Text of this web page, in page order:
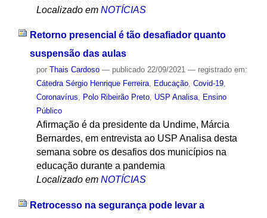
Localizado em NOTÍCIAS
Retorno presencial é tão desafiador quanto
suspensão das aulas
por Thais Cardoso — publicado22/09/2021 — registrado em:
Cátedra Sérgio Henrique Ferreira, Educação, Covid-19,
Coronavírus, Polo Ribeirão Preto, USP Analisa, Ensino
Público
Afirmação é da presidente da Undime, Márcia
Bernardes, em entrevista ao USP Analisa desta
semana sobre os desafios dos municípios na
educação durante a pandemia
Localizado em NOTÍCIAS
Retrocesso na segurança pode levar a